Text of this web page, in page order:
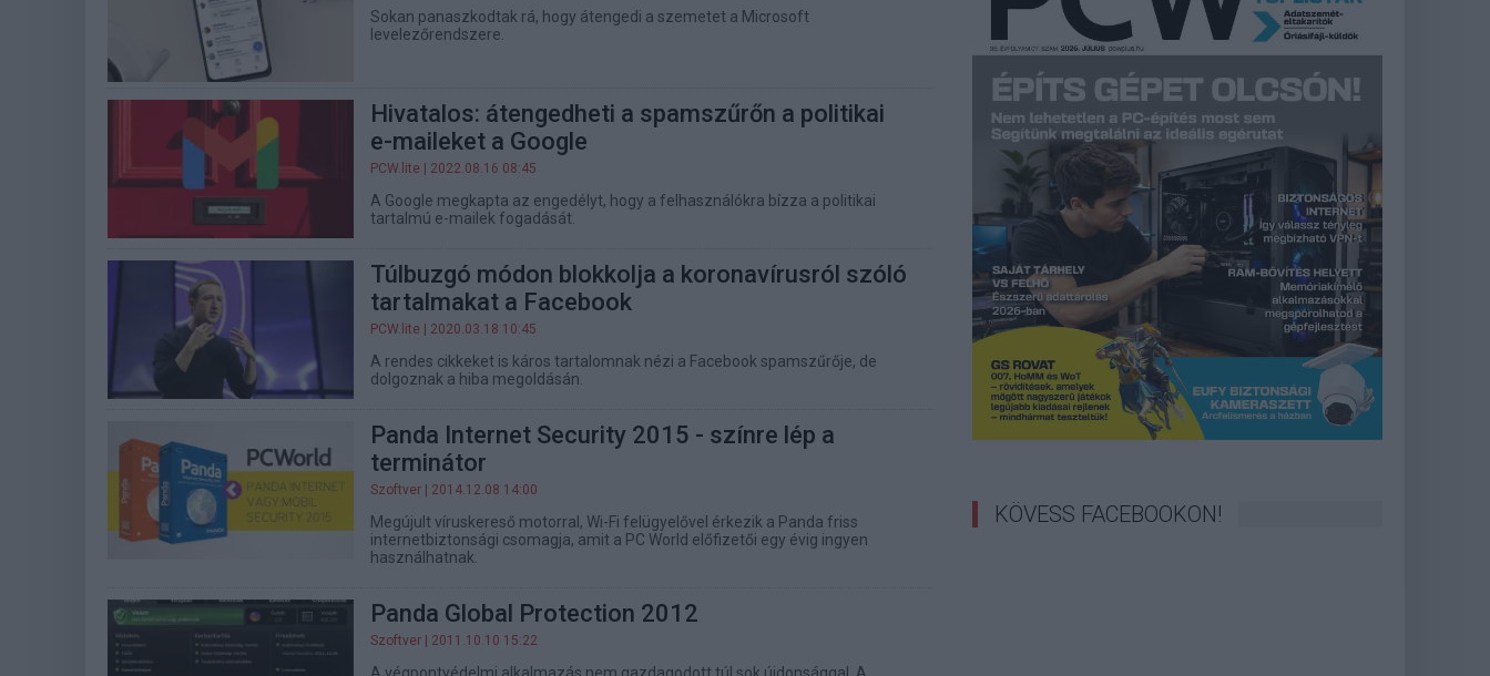
Sokan panaszkodtak rá, hogy átengedi a szemetet a Microsoft
levelezőrendszere.
Hivatalos: átengedheti a spamszűrőn a politikai
e-maileket a Google
PCW.lite | 2022.08.16 08:45
A Google megkapta az engedélyt, hogy a felhasználókra bízza a politikai
tartalmú e-mailek fogadását.
Túlbuzgó módon blokkolja a koronavírusról szóló
tartalmakat a Facebook
PCW.lite | 2020.03.18 10:45
A rendes cikkeket is káros tartalomnak nézi a Facebook spamszűrője, de
dolgoznak a hiba megoldásán.
Panda Internet Security 2015 - színre lép a
terminátor
Szoftver | 2014.12.08 14:00
Megújult víruskereső motorral, Wi-Fi felügyelővel érkezik a Panda friss
internetbiztonsági csomagja, amit a PC World előfizetői egy évig ingyen
használhatnak.
Panda Global Protection 2012
Szoftver | 2011.10.10 15:22
KÖVESS FACEBOOKON!